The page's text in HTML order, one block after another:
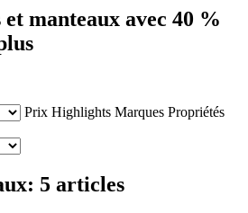
et manteaux avec 40 %
Prix Highlights Marques Propriétés
5 articles